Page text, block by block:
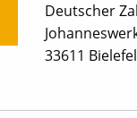
Deutscher
33611